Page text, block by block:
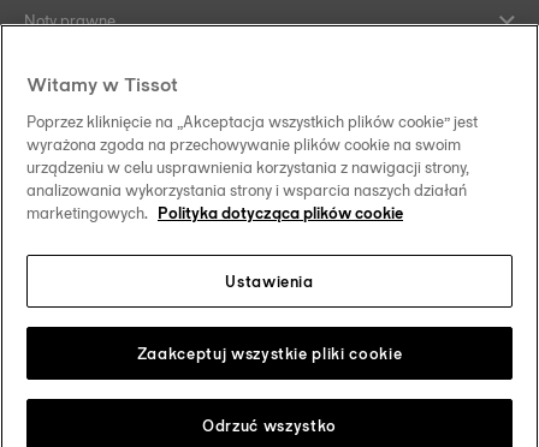
Noty prawne
Kontakt
Co nas wyróżnia
Obserwuj nas w mediach społecznościowych
Zmień swój kraj/region Tissot Copyrights 2026
Witamy w Tissot
Poprzez kliknięcie na „Akceptacja wszystkich plików cookie” jest
wyrażona zgoda na przechowywanie plików cookie na swoim
urządzeniu w celu usprawnienia korzystania z nawigacji strony,
analizowania wykorzystania strony i wsparcia naszych działań
marketingowych. Polityka dotycząca plików cookie
Ustawienia
Odrzuć wszystko
Zaakceptuj wszystkie pliki cookie